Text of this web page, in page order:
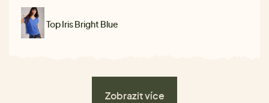
Top Iris Bright Blue
Zobrazit více